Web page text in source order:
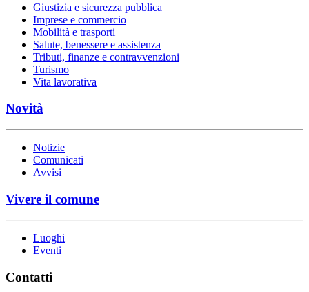
Giustizia e sicurezza pubblica
Imprese e commercio
Mobilità e trasporti
Salute, benessere e assistenza
Tributi, finanze e contravvenzioni
Turismo
Vita lavorativa
Novità
Notizie
Comunicati
Avvisi
Vivere il comune
Luoghi
Eventi
Contatti